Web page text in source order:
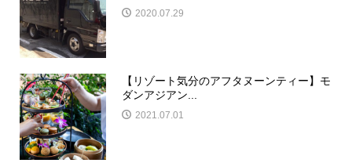
2020.07.29
【リゾート気分のアフタヌーンティー】モ
ダンアジアン...
2021.07.01